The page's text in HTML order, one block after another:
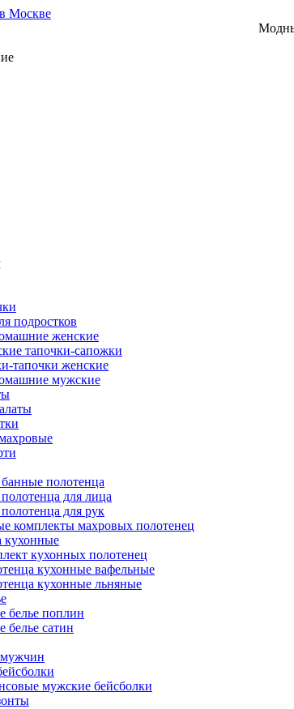
подростков
женские
тапочки-сапожки
тапочки женские
мужские
полотенца
для лица
для рук
комплекты махровых полотенец
кухонные
кухонных полотенец
кухонные вафельные
кухонные льняные
белье поплин
белье сатин
мужчин
мужские бейсболки